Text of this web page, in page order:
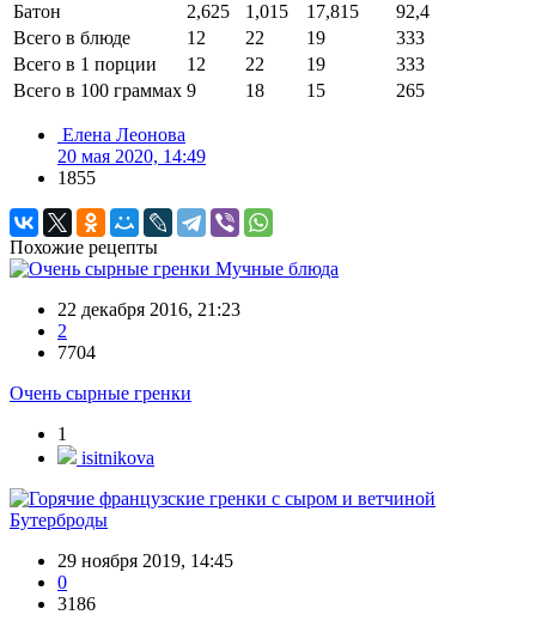
Батон
2,625 1,015 17,815
92,4
Всего в блюде
12 22 19
333
Всего в 1 порции
12 22 19
333
Всего в 100 граммах 9 18 15 265
Елена Леонова
20 мая 2020, 14:49
1855
Похожие рецепты
Мучные блюда
22 декабря 2016, 21:23
2
7704
Очень сырные гренки
1
isitnikova
Бутерброды
29 ноября 2019, 14:45
0
3186